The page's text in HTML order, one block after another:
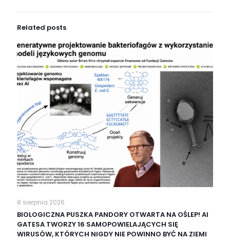
Related posts
8 sierpnia 2026
BIOLOGICZNA PUSZKA PANDORY OTWARTA NA OŚLEP! AI
GATESA TWORZY 16 SAMOPOWIELAJĄCYCH SIĘ
WIRUSÓW, KTÓRYCH NIGDY NIE POWINNO BYĆ NA ZIEMI